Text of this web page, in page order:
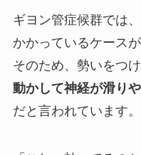
ギヨン管症候群では
かかっているケース
そのため、勢いをつ
動かして神経が滑り
だと言われています。